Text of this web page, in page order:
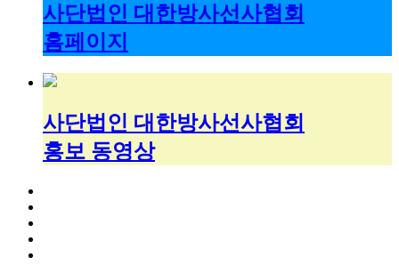
사단법인 대한방사선사협회
홈페이지
사단법인 대한방사선사협회
홍보 동영상